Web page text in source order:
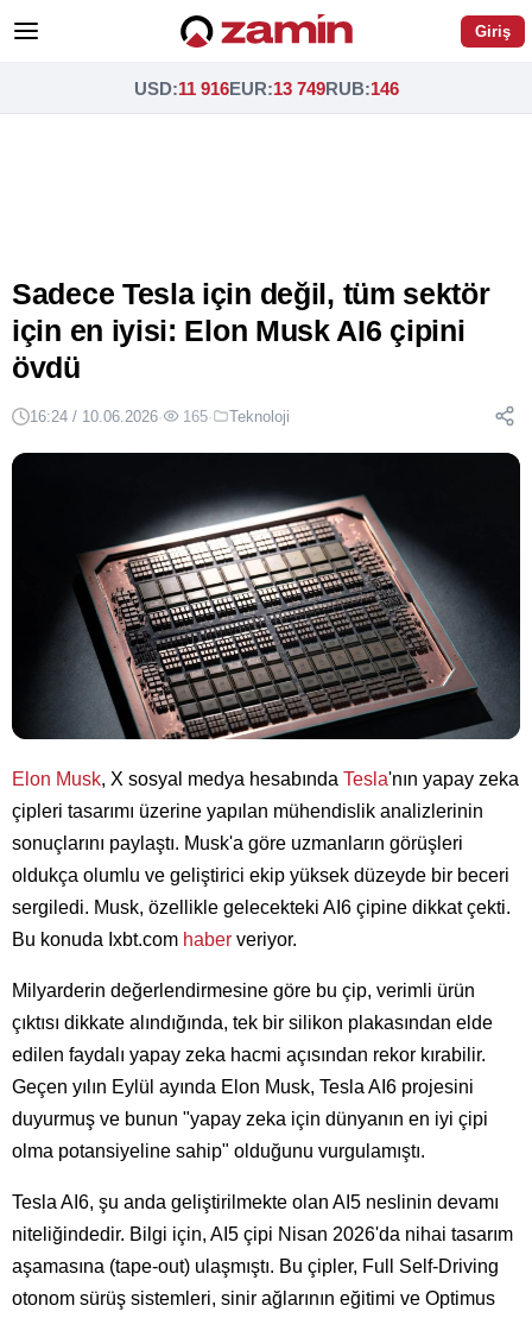
Giriş
USD:11 916EUR:13 749RUB:146
Sadece Tesla için değil, tüm sektör
için en iyisi: Elon Musk AI6 çipini
övdü
16:24 / 10.06.2026· 165· Teknoloji
Elon Musk, X sosyal medya hesabında Tesla'nın yapay zeka
çipleri tasarımı üzerine yapılan mühendislik analizlerinin
sonuçlarını paylaştı. Musk'a göre uzmanların görüşleri
oldukça olumlu ve geliştirici ekip yüksek düzeyde bir beceri
sergiledi. Musk, özellikle gelecekteki AI6 çipine dikkat çekti.
Bu konuda Ixbt.com haber veriyor.
Milyarderin değerlendirmesine göre bu çip, verimli ürün
çıktısı dikkate alındığında, tek bir silikon plakasından elde
edilen faydalı yapay zeka hacmi açısından rekor kırabilir.
Geçen yılın Eylül ayında Elon Musk, Tesla AI6 projesini
duyurmuş ve bunun "yapay zeka için dünyanın en iyi çipi
olma potansiyeline sahip" olduğunu vurgulamıştı.
Tesla AI6, şu anda geliştirilmekte olan AI5 neslinin devamı
niteliğindedir. Bilgi için, AI5 çipi Nisan 2026'da nihai tasarım
aşamasına (tape-out) ulaşmıştı. Bu çipler, Full Self-Driving
otonom sürüş sistemleri, sinir ağlarının eğitimi ve Optimus